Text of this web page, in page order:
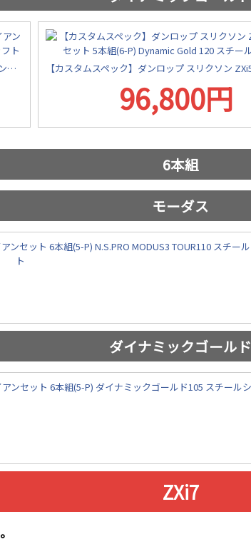
【カスタムスペック】ダンロップ スリクソン ZXi5 アイアンセット 5本組(6-P) ダイナミックゴールド95 スチールシャフト
96,800円
6本組
モーダス
ダイナミックゴールド
ZXi7